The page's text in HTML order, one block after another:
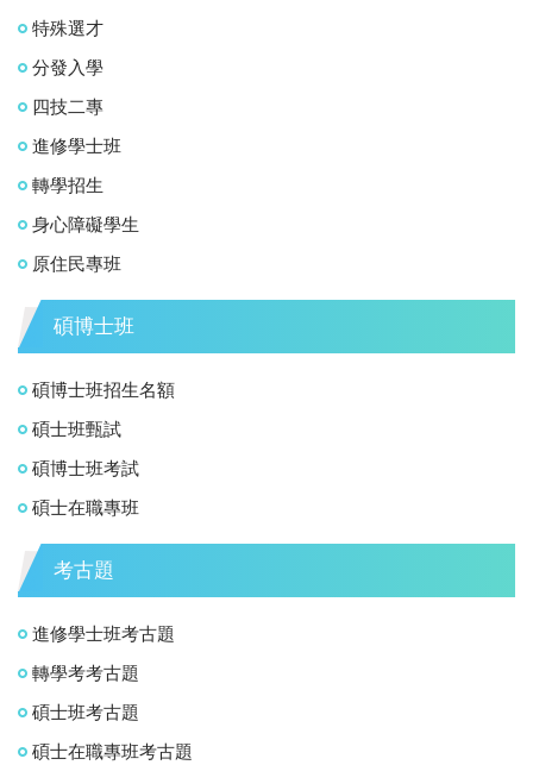
特殊選才
分發入學
四技二專
進修學士班
轉學招生
身心障礙學生
原住民專班
碩博士班
碩博士班招生名額
碩士班甄試
碩博士班考試
碩士在職專班
考古題
進修學士班考古題
轉學考考古題
碩士班考古題
碩士在職專班考古題